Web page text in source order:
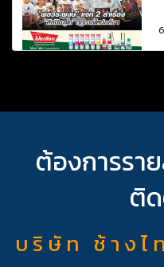
ต้องการรา
ติ
บ ริ ษั ท ช้ า ง ไ